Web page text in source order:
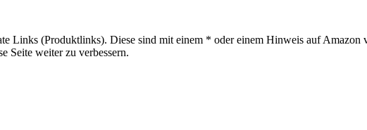
Links (Produktlinks). Diese sind mit einem * oder einem Hinweis auf
Seite weiter zu verbessern.